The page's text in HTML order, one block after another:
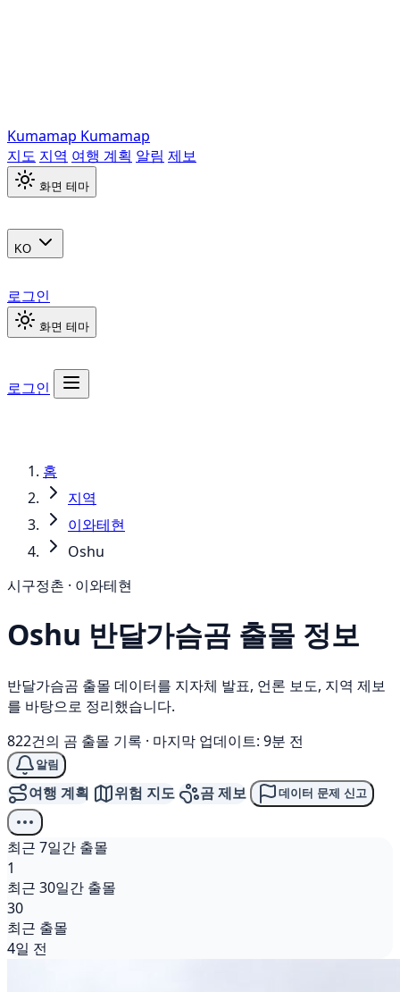
Kumamap Kumamap
지도 지역 여행 계획 알림 제보
화면 테마
KO
로그인
화면 테마
로그인
홈
지역
이와테현
Oshu
시구정촌 · 이와테현
Oshu 반달가슴곰 출몰 정보
반달가슴곰 출몰 데이터를 지자체 발표, 언론 보도, 지역 제보
를 바탕으로 정리했습니다.
822건의 곰 출몰 기록 · 마지막 업데이트: 9분 전
알림
여행 계획 위험 지도 곰 제보 데이터 문제 신고
최근 7일간 출몰
1
최근 30일간 출몰
30
최근 출몰
4일 전